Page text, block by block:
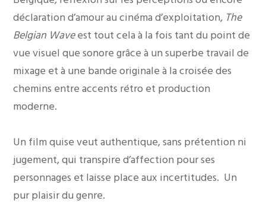
déclaration d’amour au cinéma d’exploitation, The
Belgian Waveest tout cela à la fois tant du point de
vue visuel que sonore grâce à un superbe travail de
mixage et à une bande originale à la croisée des
chemins entre accents rétro et production
moderne.
Un film quise veut authentique, sans prétention ni
jugement, qui transpire d’affection pour ses
personnages et laisse place aux incertitudes. Un
pur plaisir du genre.